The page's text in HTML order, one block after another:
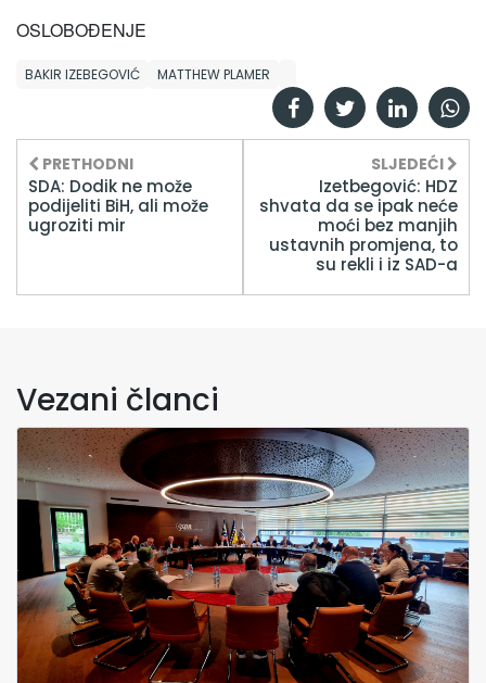
OSLOBOĐENJE
BAKIR IZEBEGOVIĆ MATTHEW PLAMER
PRETHODNI
SDA: Dodik ne može
podijeliti BiH, ali može
ugroziti mir
SLJEDEĆI
Izetbegović: HDZ
shvata da se ipak neće
moći bez manjih
ustavnih promjena, to
su rekli i iz SAD-a
Vezani članci